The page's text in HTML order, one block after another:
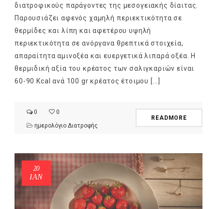
διατροφικούς παράγοντες της μεσογειακής δίαιτας.
Παρουσιάζει αφενός χαμηλή περιεκτικότητα σε
θερμίδες και λίπη και αφετέρου υψηλή
περιεκτικότητα σε ανόργανα θρεπτικά στοιχεία,
απαραίτητα αμινοξέα και ευεργετικά λιπαρά οξέα. Η
θερμιδική αξία του κρέατος των σαλιγκαριών είναι
60-90 Kcal ανά 100 gr κρέατος έτοιμου […]
0
0
ημερολόγιο Διατροφής
READMORE
20
ΙΑΝ